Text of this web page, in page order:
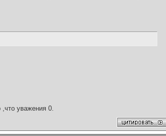
уважения 0.